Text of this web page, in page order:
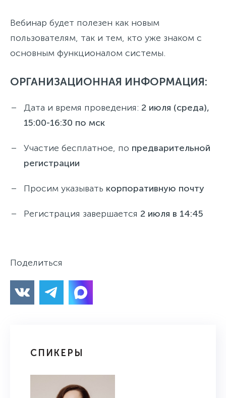
Вебинар будет полезен как новым
пользователям, так и тем, кто уже знаком с
основным функционалом системы.
ОРГАНИЗАЦИОННАЯ ИНФОРМАЦИЯ:
Дата и время проведения: 2 июля (среда),
15:00-16:30 по мск
Участие бесплатное, по предварительной
регистрации
Просим указывать корпоративную почту
Регистрация завершается 2 июля в 14:45
Поделиться
СПИКЕРЫ